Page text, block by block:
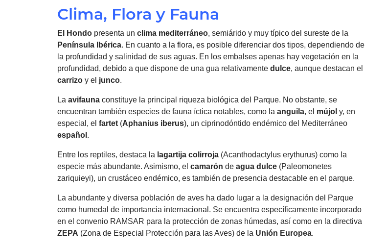
Clima, Flora y Fauna
El Hondo presenta un clima mediterráneo, semiárido y muy típico del sureste de la
Península Ibérica. En cuanto a la flora, es posible diferenciar dos tipos, dependiendo de
la profundidad y salinidad de sus aguas. En los embalses apenas hay vegetación en la
profundidad, debido a que dispone de una gua relativamente dulce, aunque destacan el
carrizo y el junco.
La avifauna constituye la principal riqueza biológica del Parque. No obstante, se
encuentran también especies de fauna íctica notables, como la anguila, el mújol y, en
especial, el fartet (Aphanius iberus), un ciprinodóntido endémico del Mediterráneo
español .
Entre los reptiles, destaca la lagartija colirroja (Acanthodactylus erythurus) como la
especie más abundante. Asimismo, el camarón de agua dulce (Paleomonetes
zariquieyi), un crustáceo endémico, es también de presencia destacable en el parque.
La abundante y diversa población de aves ha dado lugar a la designación del Parque
como humedal de importancia internacional. Se encuentra específicamente incorporado
en el convenio RAMSAR para la protección de zonas húmedas, así como en la directiva
ZEPA (Zona de Especial Protección para las Aves) de la Unión Europea.